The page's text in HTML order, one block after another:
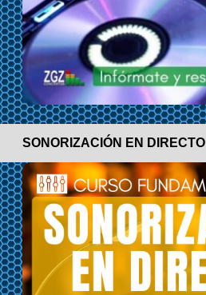
SONORIZACIÓN EN DIRECTO